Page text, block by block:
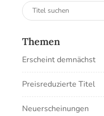
Suchen
nach:
Themen
Erscheint demnächst
Preisreduzierte Titel
Neuerscheinungen